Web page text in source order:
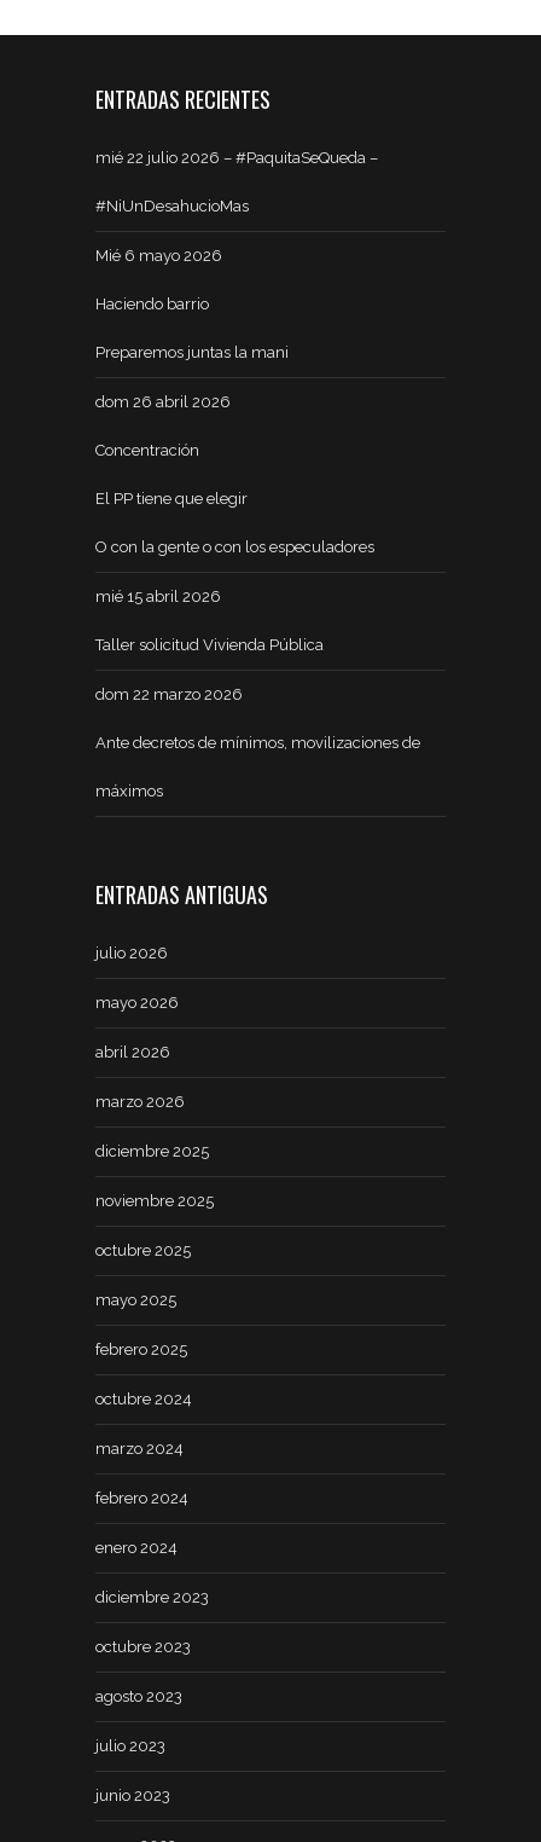
ENTRADAS RECIENTES
mié 22 julio 2026 – #PaquitaSeQueda –
#NiUnDesahucioMas
Mié 6 mayo 2026
Haciendo barrio
Preparemos juntas la mani
dom 26 abril 2026
Concentración
El PP tiene que elegir
O con la gente o con los especuladores
mié 15 abril 2026
Taller solicitud Vivienda Pública
dom 22 marzo 2026
Ante decretos de mínimos, movilizaciones de
máximos
ENTRADAS ANTIGUAS
julio 2026
mayo 2026
abril 2026
marzo 2026
diciembre 2025
noviembre 2025
octubre 2025
mayo 2025
febrero 2025
octubre 2024
marzo 2024
febrero 2024
enero 2024
diciembre 2023
octubre 2023
agosto 2023
julio 2023
junio 2023